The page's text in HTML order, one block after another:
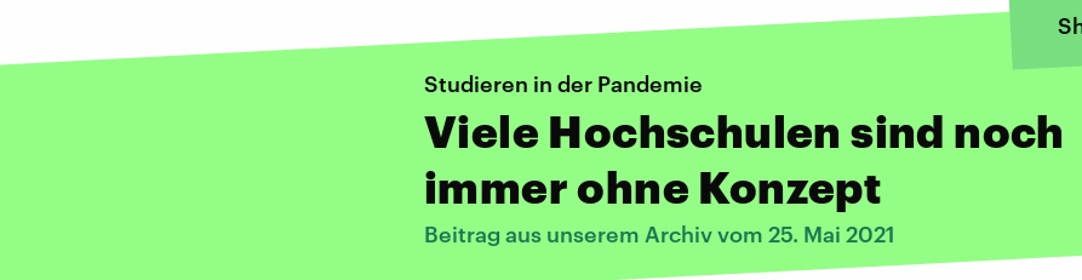
Studieren in der Pandemie
Viele Hochschulen sind noch
immer ohne Konzept
Beitrag aus unserem Archiv vom 25. Mai 2021